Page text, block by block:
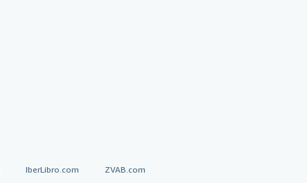
IberLibro.com ZVAB.com